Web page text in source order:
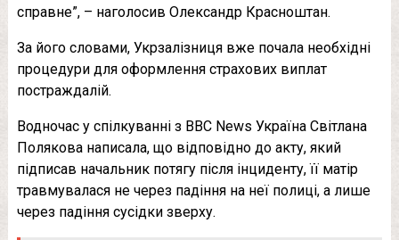
справне”, – наголосив Олександр Красноштан.
За його словами, Укрзалізниця вже почала необхідні
процедури для оформлення страхових виплат
постраждалій.
Водночас у спілкуванні з BBC News Україна Світлана
Полякова написала, що відповідно до акту, який
підписав начальник потягу після інциденту, її матір
травмувалася не через падіння на неї полиці, а лише
через падіння сусідки зверху.